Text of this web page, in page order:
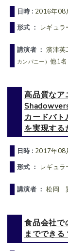
日時 : 2016年08
形式 ： レギュ
講演者 ：濱津英
カンパニー）他1名
高品質なア
カードバト
を実現する
日時 : 2017年08
形式 ： レギュ
講演者 ：松岡
食品会社で
までできる